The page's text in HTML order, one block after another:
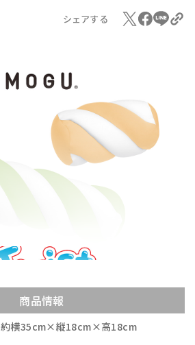
シェアする
商品情報
約横35cm×縦18cm×高18cm